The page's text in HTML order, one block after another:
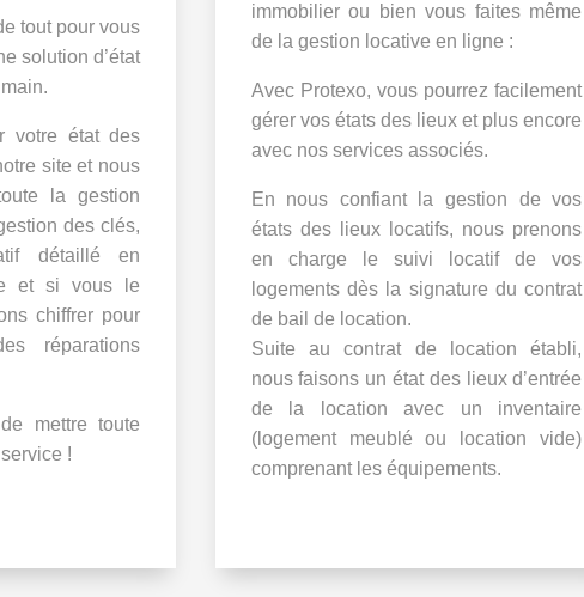
tout pour vous
solution d’état
votre état des
site et nous
la gestion
des clés,
détaillé en
et si vous le
chiffrer pour
réparations
mettre toute
!
immobilier ou bien vous faites même
de la gestion locative en ligne :
Avec Protexo, vous pourrez facilement
gérer vos états des lieux et plus encore
avec nos services associés.
En nous confiant la gestion de vos
états des lieux locatifs, nous prenons
en charge le suivi locatif de vos
logements dès la signature du contrat
de bail de location.
Suite au contrat de location établi,
nous faisons un état des lieux d’entrée
de la location avec un inventaire
(logement meublé ou location vide)
comprenant les équipements.